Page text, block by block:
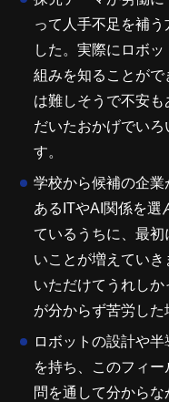
って人手不足を補
した。実際にロボ
組みを知ることが
は難しそうで不安
だいたおかげでい
す。
学校から候補の企
あるITやAI関係を選
ているうちに、最
いことが増えてい
いただけてうれし
が分からず苦労した
ロボットの設計や
を持ち、このフィ
問を通して分から